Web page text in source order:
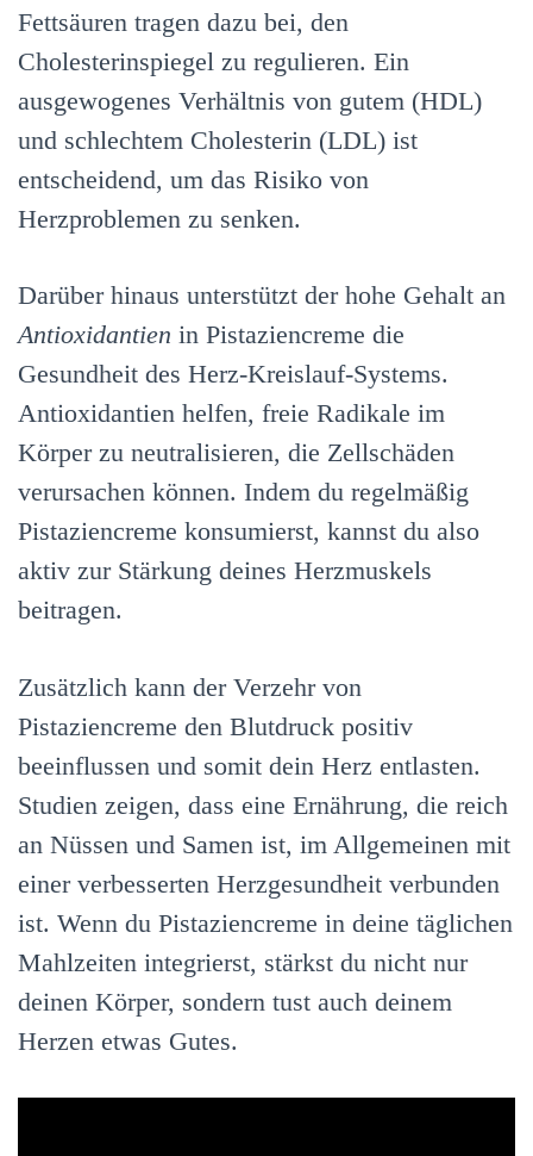
Fettsäuren tragen dazu bei, den
Cholesterinspiegel zu regulieren. Ein
ausgewogenes Verhältnis von gutem (HDL)
und schlechtem Cholesterin (LDL) ist
entscheidend, um das Risiko von
Herzproblemen zu senken.
Darüber hinaus unterstützt der hohe Gehalt an
Antioxidantien in Pistaziencreme die
Gesundheit des Herz-Kreislauf-Systems.
Antioxidantien helfen, freie Radikale im
Körper zu neutralisieren, die Zellschäden
verursachen können. Indem du regelmäßig
Pistaziencreme konsumierst, kannst du also
aktiv zur Stärkung deines Herzmuskels
beitragen.
Zusätzlich kann der Verzehr von
Pistaziencreme den Blutdruck positiv
beeinflussen und somit dein Herz entlasten.
Studien zeigen, dass eine Ernährung, die reich
an Nüssen und Samen ist, im Allgemeinen mit
einer verbesserten Herzgesundheit verbunden
ist. Wenn du Pistaziencreme in deine täglichen
Mahlzeiten integrierst, stärkst du nicht nur
deinen Körper, sondern tust auch deinem
Herzen etwas Gutes.